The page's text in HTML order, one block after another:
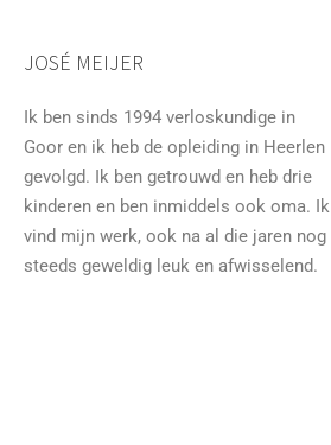
JOSÉ MEIJER
Ik ben sinds 1994 verloskundige in
Goor en ik heb de opleiding in Heerlen
gevolgd. Ik ben getrouwd en heb drie
kinderen en ben inmiddels ook oma. Ik
vind mijn werk, ook na al die jaren nog
steeds geweldig leuk en afwisselend.